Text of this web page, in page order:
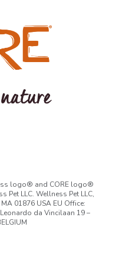
logo® and CORE logo®
Pet LLC. Wellness Pet LLC,
01876 USA EU Office:
da Vincilaan 19 –